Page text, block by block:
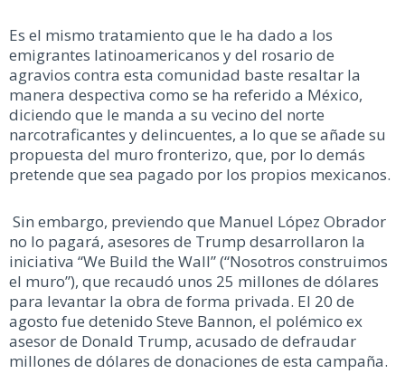
Es el mismo tratamiento que le ha dado a los
emigrantes latinoamericanos y del rosario de
agravios contra esta comunidad baste resaltar la
manera despectiva como se ha referido a México,
diciendo que le manda a su vecino del norte
narcotraficantes y delincuentes, a lo que se añade su
propuesta del muro fronterizo, que, por lo demás
pretende que sea pagado por los propios mexicanos.
Sin embargo, previendo que Manuel López Obrador
no lo pagará, asesores de Trump desarrollaron la
iniciativa “We Build the Wall” (“Nosotros construimos
el muro”), que recaudó unos 25 millones de dólares
para levantar la obra de forma privada. El 20 de
agosto fue detenido Steve Bannon, el polémico ex
asesor de Donald Trump, acusado de defraudar
millones de dólares de donaciones de esta campaña.